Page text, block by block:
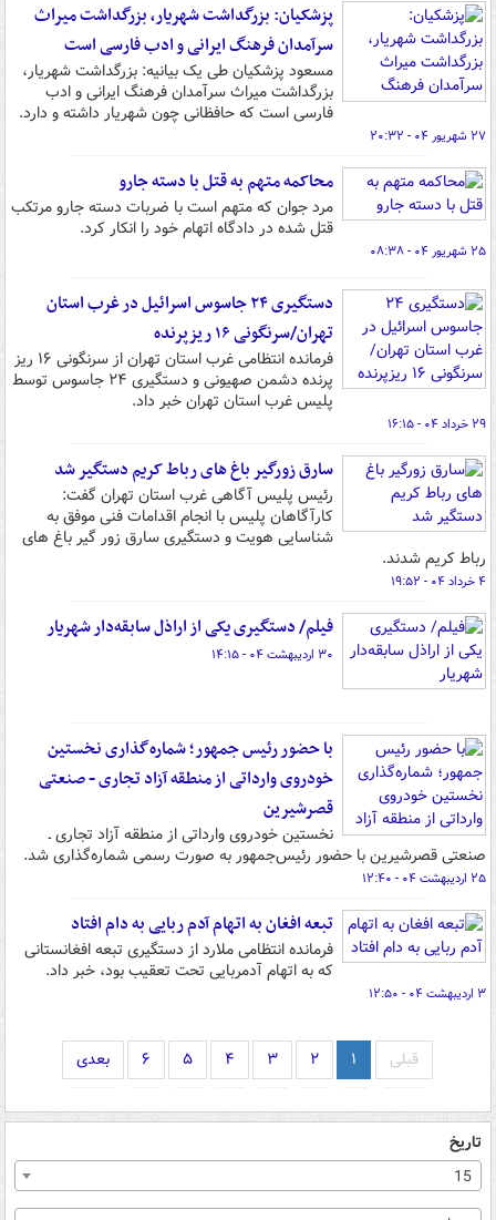
پزشکیان: بزرگداشت شهریار، بزرگداشت میراث
سرآمدان فرهنگ ایرانی و ادب فارسی است
مسعود پزشکیان طی یک بیانیه: بزرگداشت شهریار،
بزرگداشت میراث سرآمدان فرهنگ ایرانی و ادب
فارسی است که حافظانی چون شهریار داشته و دارد.
۲۷ شهریور ۰۴ - ۲۰:۳۲
محاکمه متهم به قتل با دسته جارو
مرد جوان که متهم است با ضربات دسته جارو مرتکب
قتل شده در دادگاه اتهام خود را انکار کرد.
۲۵ شهریور ۰۴ - ۰۸:۳۸
دستگیری ۲۴ جاسوس اسرائیل در غرب استان
تهران/سرنگونی ۱۶ ریزپرنده
فرمانده انتظامی غرب استان تهران از سرنگونی ۱۶ ریز
پرنده دشمن صهیونی و دستگیری ۲۴ جاسوس توسط
پلیس غرب استان تهران خبر داد.
۲۹ خرداد ۰۴ - ۱۶:۱۵
سارق زورگیر باغ های رباط کریم دستگیر شد
رئیس پلیس آگاهی غرب استان تهران گفت:
کارآگاهان پلیس با انجام اقدامات فنی موفق به
شناسایی هویت و دستگیری سارق زور گیر باغ های
رباط کریم شدند.
۴ خرداد ۰۴ - ۱۹:۵۲
فیلم/ دستگیری یکی از اراذل سابقه‌دار شهریار
۳۰ اردیبهشت ۰۴ - ۱۴:۱۵
با حضور رئیس جمهور؛ شماره‌گذاری نخستین
خودروی وارداتی از منطقه آزاد تجاری - صنعتی
قصرشیرین
نخستین خودروی وارداتی از منطقه آزاد تجاری ـ
صنعتی قصرشیرین با حضور رئیس‌جمهور به صورت رسمی شماره‌گذاری شد.
۲۵ اردیبهشت ۰۴ - ۱۲:۴۰
تبعه افغان به اتهام آدم ربایی به دام افتاد
فرمانده انتظامی ملارد از دستگیری تبعه افغانستانی
که به اتهام آدمربایی تحت تعقیب بود، خبر داد.
۳ اردیبهشت ۰۴ - ۱۲:۵۰
قبلی ۱ ۲ ۳ ۴ ۵ ۶ بعدی
تاریخ
15